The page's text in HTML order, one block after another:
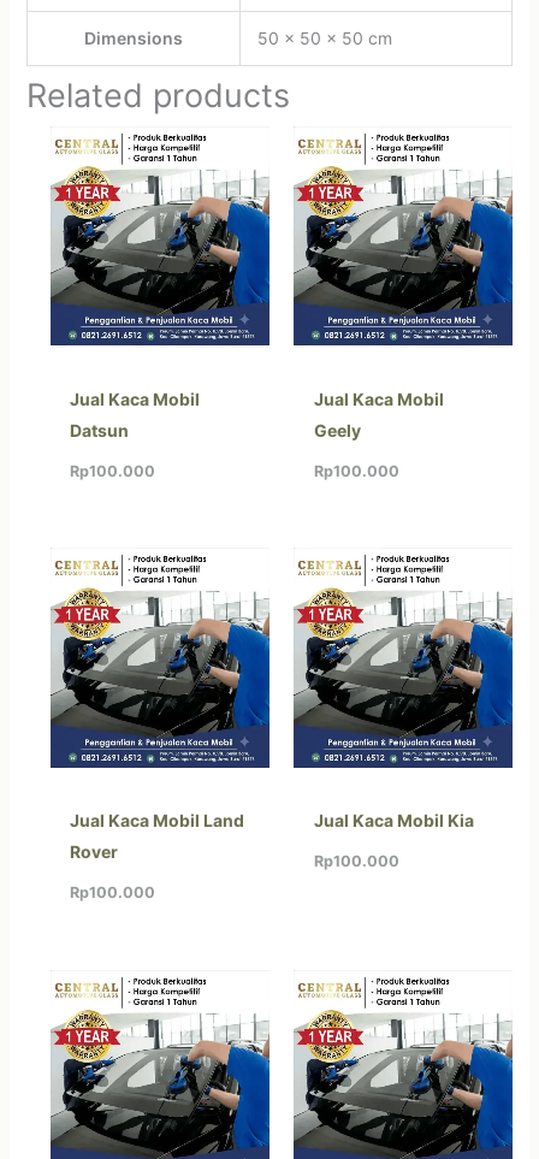
Dimensions 50 × 50 × 50 cm
Related products
Jual Kaca Mobil
Datsun
Rp100.000
Jual Kaca Mobil
Geely
Rp100.000
Jual Kaca Mobil Land
Rover
Rp100.000
Jual Kaca Mobil Kia
Rp100.000